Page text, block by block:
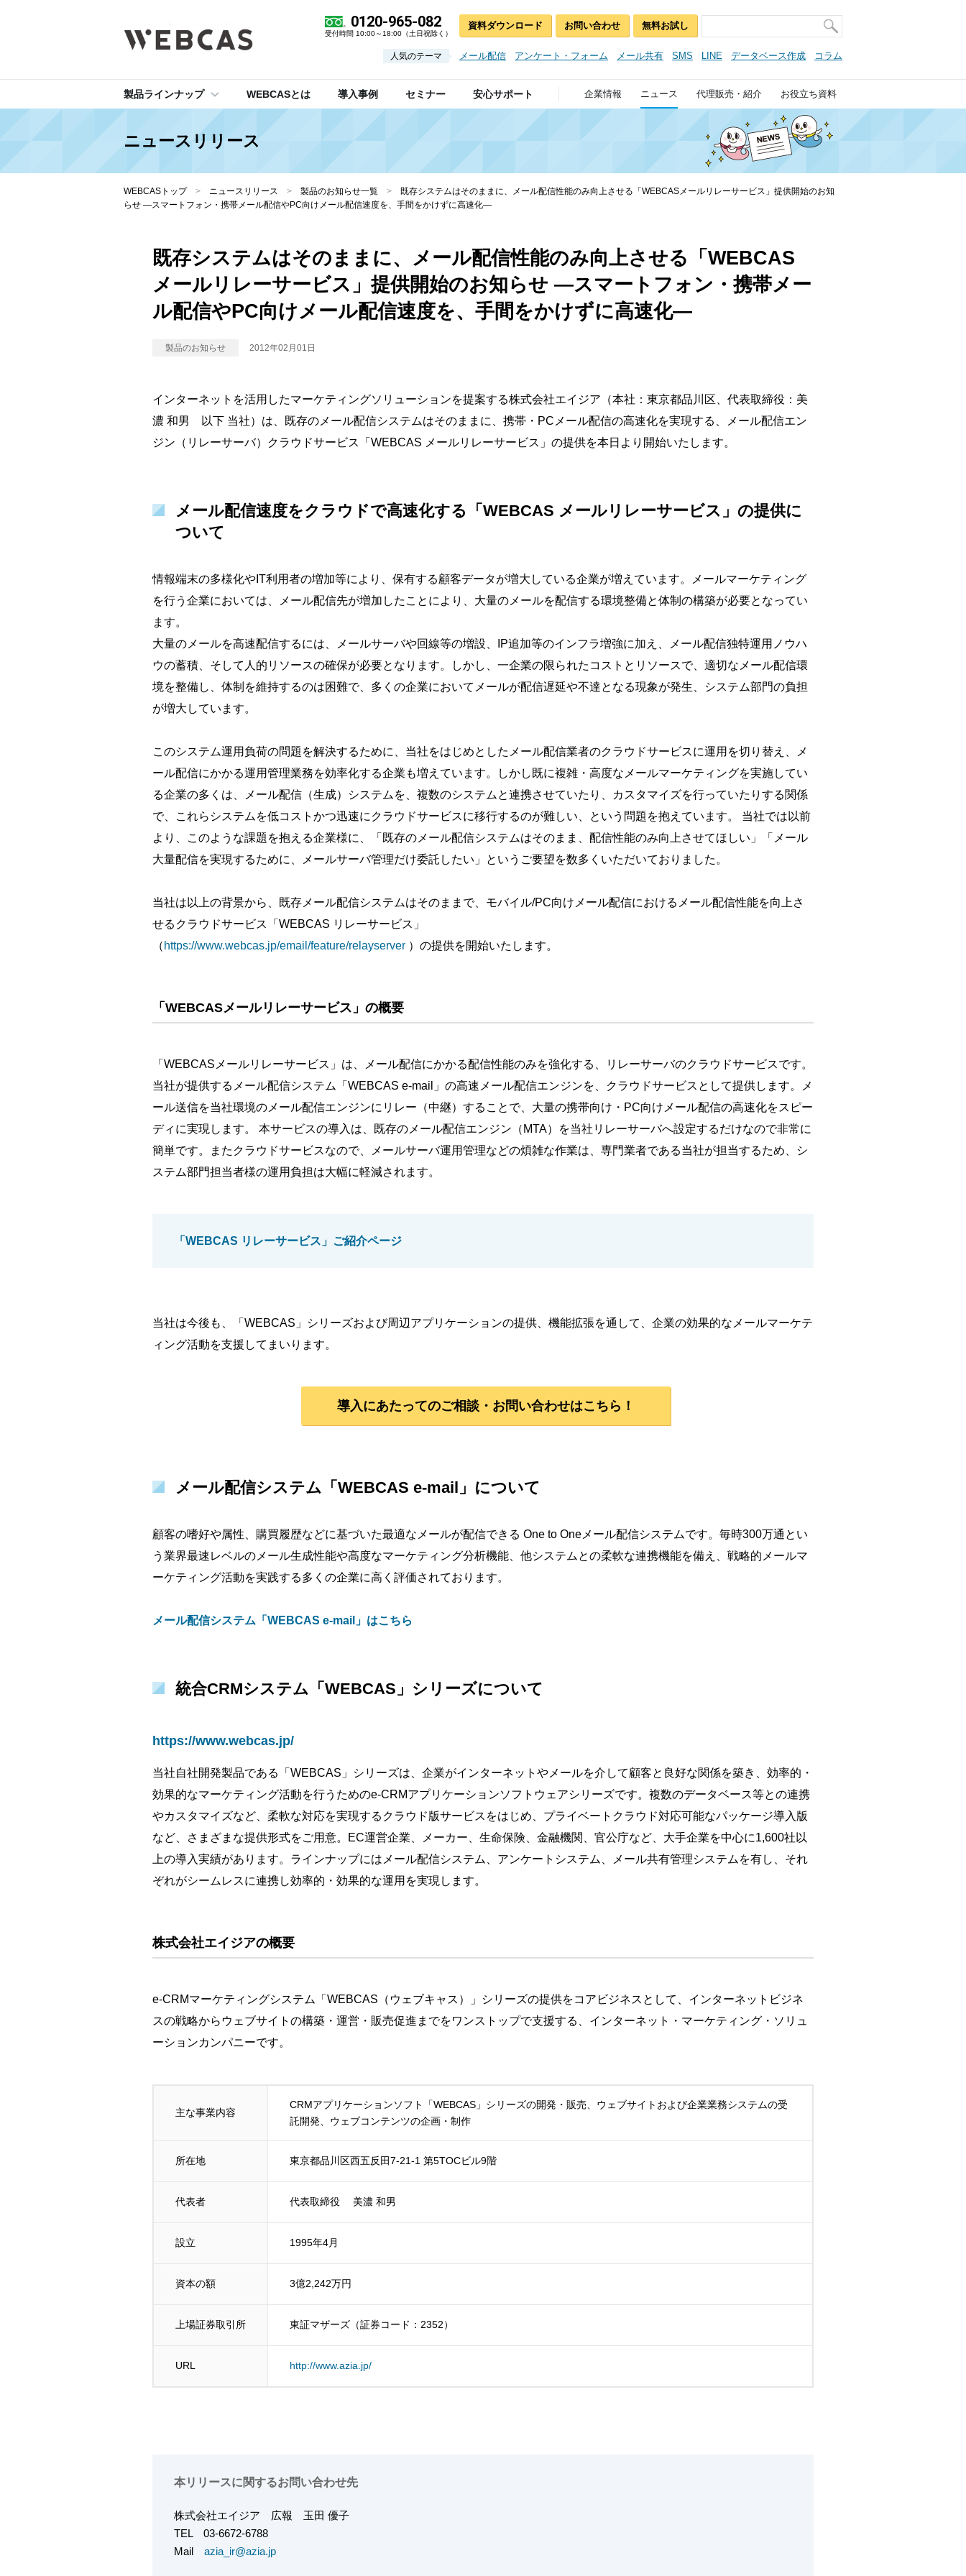
製品ラインナップ WEBCASとは 導入事例 セミナー 安心サポート 企業情報 ニュース 代理販売・紹介 お役立ち資料
0120-965-082
受付時間 10:00～18:00（土日祝除く）
資料ダウンロード お問い合わせ 無料お試し
人気のテーマ メール配信 アンケート・フォーム メール共有 SMS LINE データベース作成 コラム
ニュースリリース
WEBCASトップ > ニュースリリース > 製品のお知らせ一覧 >
既存システムはそのままに、メール配信性能のみ向上させる「WEBCASメールリレーサービス」提供開始のお知
らせ ―スマートフォン・携帯メール配信やPC向けメール配信速度を、手間をかけずに高速化―
既存システムはそのままに、メール配信性能のみ向上させる「WEBCAS
メールリレーサービス」提供開始のお知らせ ―スマートフォン・携帯メー
ル配信やPC向けメール配信速度を、手間をかけずに高速化―
製品のお知らせ 2012年02月01日
インターネットを活用したマーケティングソリューションを提案する株式会社エイジア（本社：東京都品川区、代表取締役：美
濃 和男 以下 当社）は、既存のメール配信システムはそのままに、携帯・PCメール配信の高速化を実現する、メール配信エン
ジン（リレーサーバ）クラウドサービス「WEBCAS メールリレーサービス」の提供を本日より開始いたします。
メール配信速度をクラウドで高速化する「WEBCAS メールリレーサービス」の提供に
ついて
情報端末の多様化やIT利用者の増加等により、保有する顧客データが増大している企業が増えています。メールマーケティング
を行う企業においては、メール配信先が増加したことにより、大量のメールを配信する環境整備と体制の構築が必要となってい
ます。
大量のメールを高速配信するには、メールサーバや回線等の増設、IP追加等のインフラ増強に加え、メール配信独特運用ノウハ
ウの蓄積、そして人的リソースの確保が必要となります。しかし、一企業の限られたコストとリソースで、適切なメール配信環
境を整備し、体制を維持するのは困難で、多くの企業においてメールが配信遅延や不達となる現象が発生、システム部門の負担
が増大しています。
このシステム運用負荷の問題を解決するために、当社をはじめとしたメール配信業者のクラウドサービスに運用を切り替え、メ
ール配信にかかる運用管理業務を効率化する企業も増えています。しかし既に複雑・高度なメールマーケティングを実施してい
る企業の多くは、メール配信（生成）システムを、複数のシステムと連携させていたり、カスタマイズを行っていたりする関係
で、これらシステムを低コストかつ迅速にクラウドサービスに移行するのが難しい、という問題を抱えています。 当社では以前
より、このような課題を抱える企業様に、「既存のメール配信システムはそのまま、配信性能のみ向上させてほしい」「メール
大量配信を実現するために、メールサーバ管理だけ委託したい」というご要望を数多くいただいておりました。
当社は以上の背景から、既存メール配信システムはそのままで、モバイル/PC向けメール配信におけるメール配信性能を向上さ
せるクラウドサービス「WEBCAS リレーサービス」
（ https://www.webcas.jp/email/feature/relayserver ）の提供を開始いたします。
「WEBCASメールリレーサービス」の概要
「WEBCASメールリレーサービス」は、メール配信にかかる配信性能のみを強化する、リレーサーバのクラウドサービスです。
当社が提供するメール配信システム「WEBCAS e-mail」の高速メール配信エンジンを、クラウドサービスとして提供します。メ
ール送信を当社環境のメール配信エンジンにリレー（中継）することで、大量の携帯向け・PC向けメール配信の高速化をスピー
ディに実現します。 本サービスの導入は、既存のメール配信エンジン（MTA）を当社リレーサーバへ設定するだけなので非常に
簡単です。またクラウドサービスなので、メールサーバ運用管理などの煩雑な作業は、専門業者である当社が担当するため、シ
ステム部門担当者様の運用負担は大幅に軽減されます。
「WEBCAS リレーサービス」ご紹介ページ
当社は今後も、「WEBCAS」シリーズおよび周辺アプリケーションの提供、機能拡張を通して、企業の効果的なメールマーケテ
ィング活動を支援してまいります。
導入にあたってのご相談・お問い合わせはこちら！
メール配信システム「WEBCAS e-mail」について
顧客の嗜好や属性、購買履歴などに基づいた最適なメールが配信できる One to Oneメール配信システムです。毎時300万通とい
う業界最速レベルのメール生成性能や高度なマーケティング分析機能、他システムとの柔軟な連携機能を備え、戦略的メールマ
ーケティング活動を実践する多くの企業に高く評価されております。
メール配信システム「WEBCAS e-mail」はこちら
統合CRMシステム「WEBCAS」シリーズについて
https://www.webcas.jp/
当社自社開発製品である「WEBCAS」シリーズは、企業がインターネットやメールを介して顧客と良好な関係を築き、効率的・
効果的なマーケティング活動を行うためのe-CRMアプリケーションソフトウェアシリーズです。複数のデータベース等との連携
やカスタマイズなど、柔軟な対応を実現するクラウド版サービスをはじめ、プライベートクラウド対応可能なパッケージ導入版
など、さまざまな提供形式をご用意。EC運営企業、メーカー、生命保険、金融機関、官公庁など、大手企業を中心に1,600社以
上の導入実績があります。ラインナップにはメール配信システム、アンケートシステム、メール共有管理システムを有し、それ
ぞれがシームレスに連携し効率的・効果的な運用を実現します。
株式会社エイジアの概要
e-CRMマーケティングシステム「WEBCAS（ウェブキャス）」シリーズの提供をコアビジネスとして、インターネットビジネ
スの戦略からウェブサイトの構築・運営・販売促進までをワンストップで支援する、インターネット・マーケティング・ソリュ
ーションカンパニーです。
主な事業内容
CRMアプリケーションソフト「WEBCAS」シリーズの開発・販売、ウェブサイトおよび企業業務システムの受
託開発、ウェブコンテンツの企画・制作
所在地 東京都品川区西五反田7-21-1 第5TOCビル9階
代表者 代表取締役 美濃 和男
設立 1995年4月
資本の額 3億2,242万円
上場証券取引所 東証マザーズ（証券コード：2352）
URL http://www.azia.jp/
本リリースに関するお問い合わせ先
株式会社エイジア 広報 玉田 優子
TEL 03-6672-6788
Mail azia_ir@azia.jp